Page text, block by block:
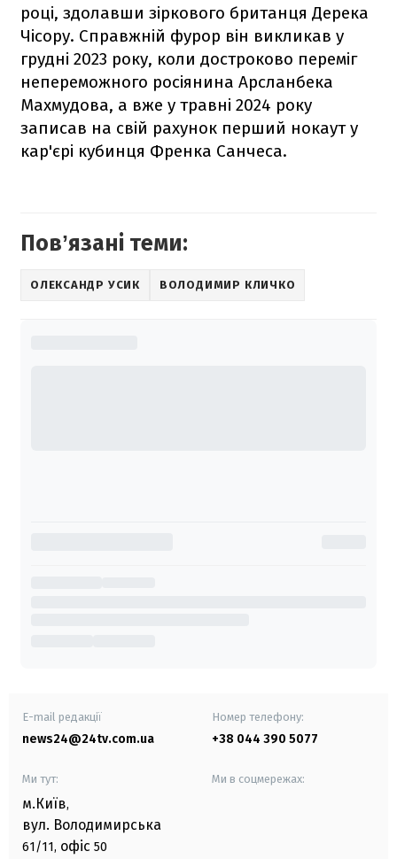
році, здолавши зіркового британця Дерека
Чісору. Справжній фурор він викликав у
грудні 2023 року, коли достроково переміг
непереможного росіянина Арсланбека
Махмудова, а вже у травні 2024 року
записав на свій рахунок перший нокаут у
кар'єрі кубинця Френка Санчеса.
Повʼязані теми:
ОЛЕКСАНДР УСИК ВОЛОДИМИР КЛИЧКО
E-mail редакції
news24@24tv.com.ua
Номер телефону:
+38 044 390 5077
Ми тут:
м.Київ,
вул. Володимирська
61/11, офіс 50
Ми в соцмережах: